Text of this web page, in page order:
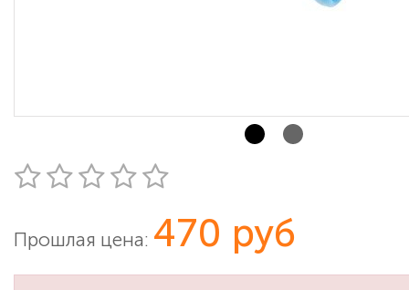
Прошлая цена: 470 руб